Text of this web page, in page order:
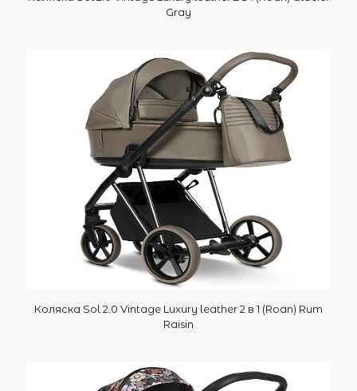
Gray
Коляска Sol 2.0 Vintage Luxury leather 2 в 1 (Roan) Rum
Raisin